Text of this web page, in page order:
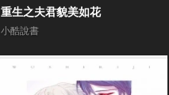
重生之夫君貌美如花
小酷說書